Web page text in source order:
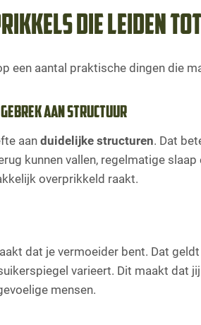
die leiden
een aantal praktische dingen die
gebrek aan structuur
aanduidelijke structuren. Dat
kunnen vallen, regelmatige
overprikkeld raakt.
dat je vermoeider bent. Dat
varieert. Dit maakt dat
mensen.